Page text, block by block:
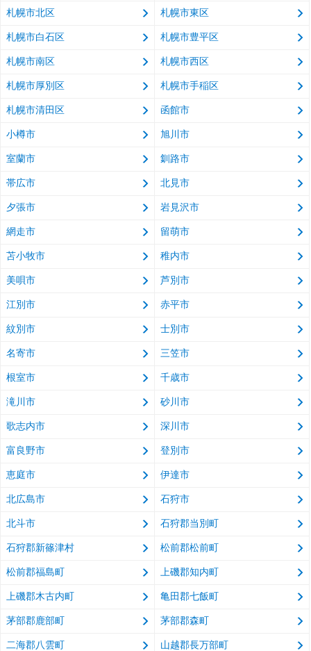
札幌市北区 札幌市東区
札幌市白石区 札幌市豊平区
札幌市南区 札幌市西区
札幌市厚別区 札幌市手稲区
札幌市清田区 函館市
小樽市 旭川市
室蘭市 釧路市
帯広市 北見市
夕張市 岩見沢市
網走市 留萌市
苫小牧市 稚内市
美唄市 芦別市
江別市 赤平市
紋別市 士別市
名寄市 三笠市
根室市 千歳市
滝川市 砂川市
歌志内市 深川市
富良野市 登別市
恵庭市 伊達市
北広島市 石狩市
北斗市 石狩郡当別町
石狩郡新篠津村 松前郡松前町
松前郡福島町 上磯郡知内町
上磯郡木古内町 亀田郡七飯町
茅部郡鹿部町 茅部郡森町
二海郡八雲町 山越郡長万部町